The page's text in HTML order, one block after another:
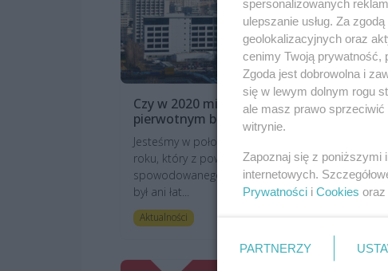
Czy w 2020 mieszkania na rynku
pierwotnym będą tanieć
Jesteśmy w połowie drugiego kwartału 2020
roku, który z powodu nagłego kryzysu
spowodowanego pandemią koronawirusa nie
był ani łat...
Aktualności
spersonalizowanych
ulepszanie usług. Za
geolokalizacyjnych oraz
cenimy Twoją prywatność,
Zgoda jest dobrowolna i
się w lewym dolnym rogu
ale masz prawo sprzeciwić
witrynie.
Zapoznaj się z poniższymi
internetowych.
Prywatności i Cookies oraz
PARTNERZY